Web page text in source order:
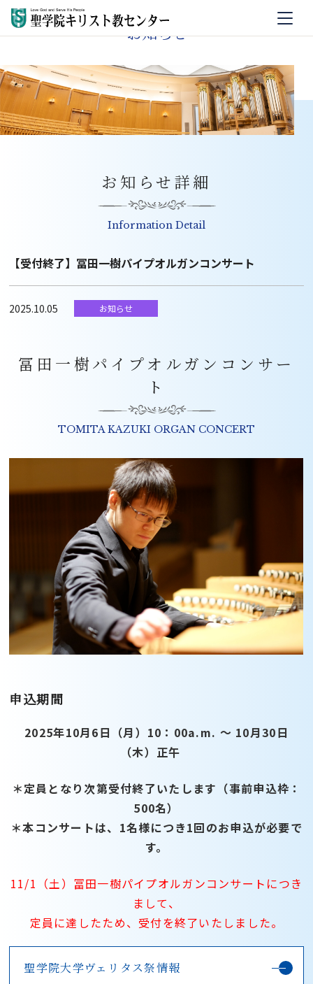
お知らせ
お知らせ詳細
Information Detail
【受付終了】冨田一樹パイプオルガンコンサート
2025.10.05 お知らせ
冨田一樹パイプオルガンコンサー
ト
TOMITA KAZUKI ORGAN CONCERT
申込期間
2025年10月6日（月）10：00a.m. ～ 10月30日
（木）正午
＊定員となり次第受付終了いたします（事前申込枠：
500名）
＊本コンサートは、1名様につき1回のお申込が必要で
す。
11/1（土）冨田一樹パイプオルガンコンサートにつき
まして、
定員に達したため、受付を終了いたしました。
聖学院大学ヴェリタス祭情報